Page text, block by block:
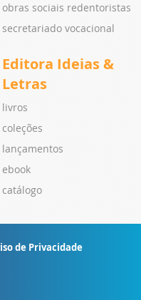
obras sociais redentoristas
secretariado vocacional
Editora Ideias &
Letras
livros
coleções
lançamentos
ebook
catálogo
de Privacidade